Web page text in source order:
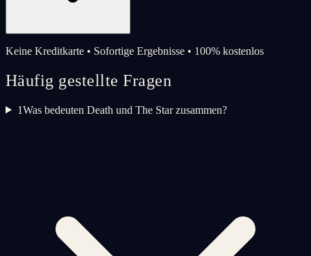
Keine Kreditkarte • Sofortige Ergebnisse • 100% kostenlos
Häufig gestellte Fragen
1Was bedeuten Death und The Star zusammen?